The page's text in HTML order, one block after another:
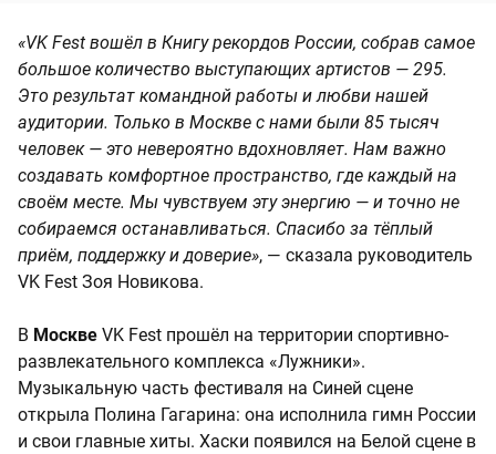
«VK Fest вошёл в Книгу рекордов России, собрав самое
большое количество выступающих артистов — 295.
Это результат командной работы и любви нашей
аудитории. Только в Москве с нами были 85 тысяч
человек — это невероятно вдохновляет. Нам важно
создавать комфортное пространство, где каждый на
своём месте. Мы чувствуем эту энергию — и точно не
собираемся останавливаться. Спасибо за тёплый
приём, поддержку и доверие», — сказала руководитель
VK Fest Зоя Новикова.
В Москве VK Fest прошёл на территории спортивно-
развлекательного комплекса «Лужники».
Музыкальную часть фестиваля на Синей сцене
открыла Полина Гагарина: она исполнила гимн России
и свои главные хиты. Хаски появился на Белой сцене в